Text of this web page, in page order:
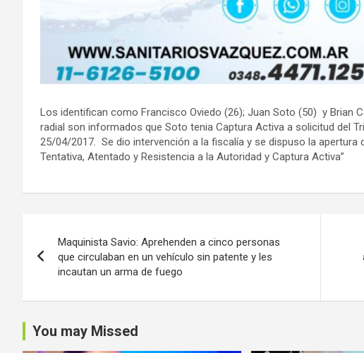
Los identifican como Francisco Oviedo (26); Juan Soto (50) y Brian
radial son informados que Soto tenia Captura Activa a solicitud del
25/04/2017. Se dio intervención a la fiscalía y se dispuso la apertura
Tentativa, Atentado y Resistencia a la Autoridad y Captura Activa”
de
Maquinista Savio: Aprehenden a cinco personas
que circulaban en un vehículo sin patente y les
incautan un arma de fuego
You may Missed